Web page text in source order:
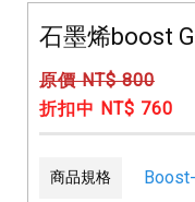
石墨烯boost
原價 NT$ 800
折扣中 NT$ 760
商品規格